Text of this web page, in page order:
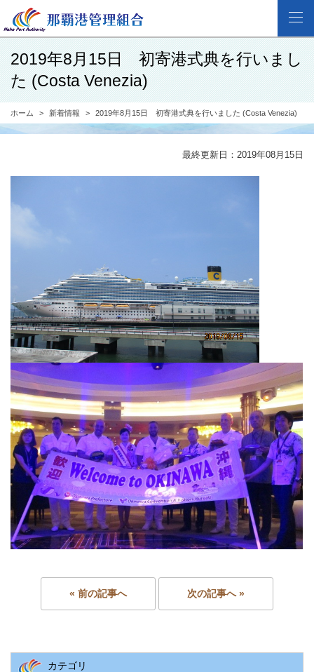
2019年8月15日 初寄港式典を行いまし
た (Costa Venezia)
ホーム 新着情報 2019年8月15日 初寄港式典を行いました (Costa Venezia)
最終更新日：2019年08月15日
« 前の記事へ 次の記事へ »
カテゴリ